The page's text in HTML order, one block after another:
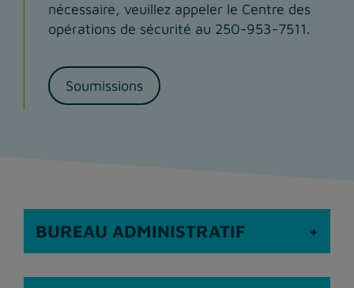
nécessaire, veuillez appeler le Centre des
opérations de sécurité au 250-953-7511.
Soumissions
BUREAU ADMINISTRATIF